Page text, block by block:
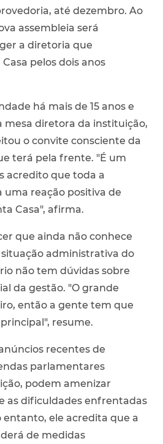
até dezembro. Ao
assembleia será
a diretoria que
pelos dois anos
há mais de 15 anos e
mesa diretora da instituição,
o convite consciente da
terá pela frente. "É um
acredito que toda a
reação positiva de
Casa", afirma.
que ainda não conhece
administrativa do
não tem dúvidas sobre
da gestão. "O grande
então a gente tem que
resume.
recentes de
parlamentares
podem amenizar
as dificuldades enfrentadas
entanto, ele acredita que a
de medidas